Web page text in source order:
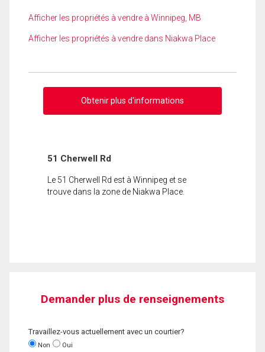
Afficher les propriétés à vendre à Winnipeg, MB
Afficher les propriétés à vendre dans Niakwa Place
Obtenir plus d'informations
51 Cherwell Rd
Le 51 Cherwell Rd est à Winnipeg et se
trouve dans la zone de Niakwa Place.
Demander plus de renseignements
Travaillez-vous actuellement avec un courtier?
Non Oui